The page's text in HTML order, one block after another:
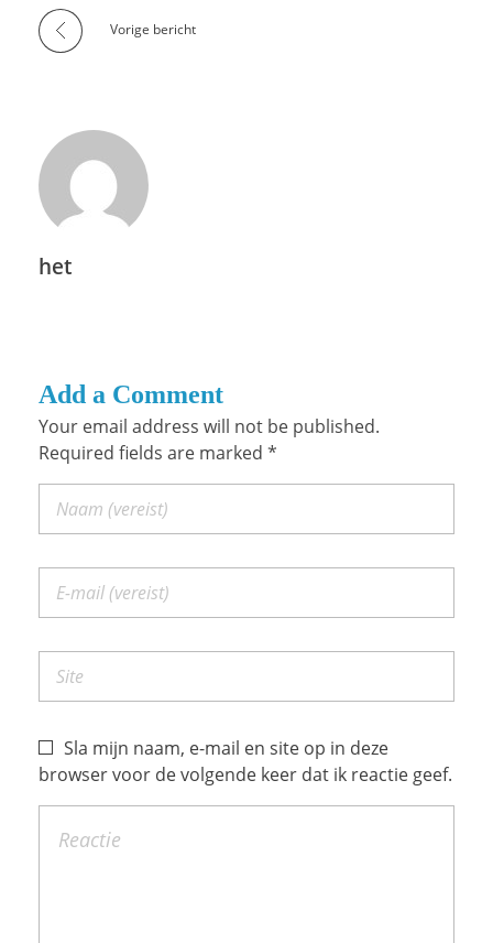
Vorige bericht
het
Add a Comment
Your email address will not be published.
Required fields are marked *
Sla mijn naam, e-mail en site op in deze
browser voor de volgende keer dat ik reactie geef.